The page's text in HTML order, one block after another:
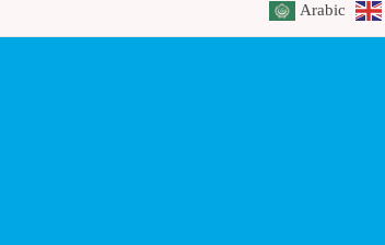
Arabic